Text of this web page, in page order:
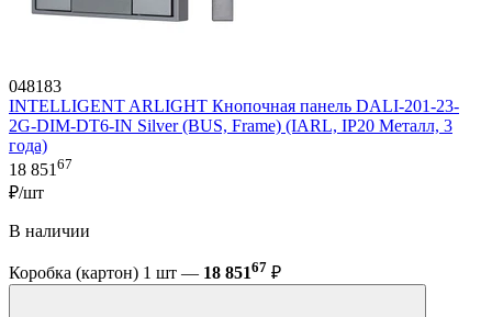
048183
INTELLIGENT ARLIGHT Кнопочная панель DALI-201-23-
2G-DIM-DT6-IN Silver (BUS, Frame) (IARL, IP20 Металл, 3
года)
18 851 67
₽/шт
В наличии
Коробка (картон) 1 шт — 18 85167 ₽